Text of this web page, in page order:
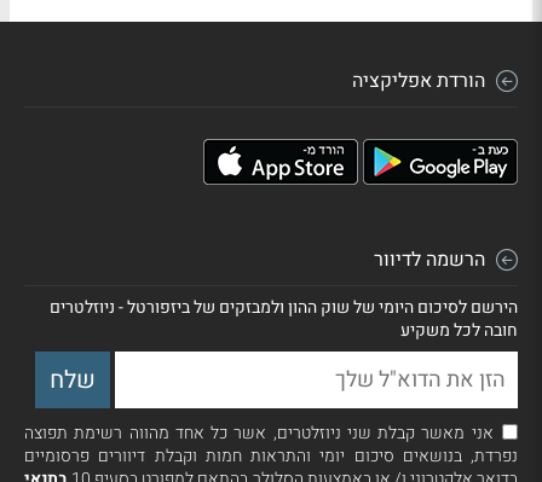
הורדת אפליקציה
הרשמה לדיוור
הירשם לסיכום היומי של שוק ההון ולמבזקים של ביזפורטל - ניוזלטרים
חובה לכל משקיע
אני מאשר קבלת שני ניוזלטרים, אשר כל אחד מהווה רשימת תפוצה
נפרדת, בנושאים סיכום יומי והתראות חמות וקבלת דיוורים פרסומיים